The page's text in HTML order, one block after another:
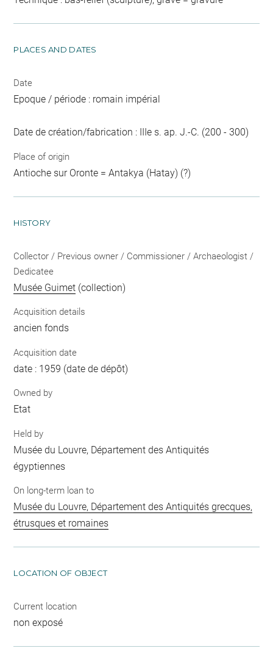
PLACES AND DATES
Date
Epoque / période : romain impérial
Date de création/fabrication : IIIe s. ap. J.-C. (200 - 300)
Place of origin
Antioche sur Oronte = Antakya (Hatay) (?)
HISTORY
Collector / Previous owner / Commissioner / Archaeologist /
Dedicatee
Musée Guimet (collection)
Acquisition details
ancien fonds
Acquisition date
date : 1959 (date de dépôt)
Owned by
Etat
Held by
Musée du Louvre, Département des Antiquités
égyptiennes
On long-term loan to
Musée du Louvre, Département des Antiquités grecques,
étrusques et romaines
LOCATION OF OBJECT
Current location
non exposé